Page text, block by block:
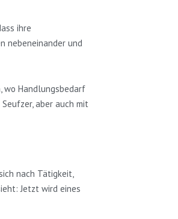
ihre
nebeneinander und
wo Handlungsbedarf
aber auch mit
nach Tätigkeit,
Jetzt wird eines